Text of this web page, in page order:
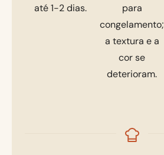
até 1-2 dias.
para
congelamento;
a textura e a
cor se
deterioram.